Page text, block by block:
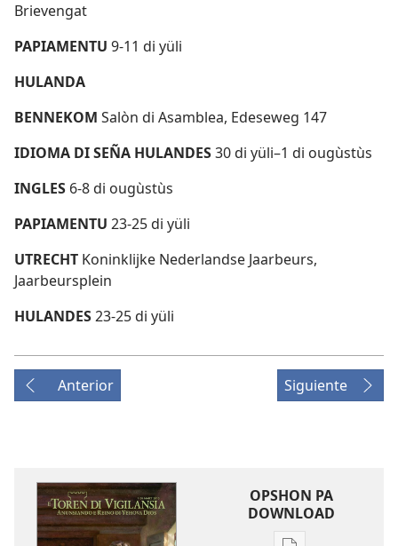
Brievengat
PAPIAMENTU 9-11 di yüli
HULANDA
BENNEKOM Salòn di Asamblea, Edeseweg 147
IDIOMA DI SEÑA HULANDES30 di yüli–1 di ougùstùs
INGLES 6-8 di ougùstùs
PAPIAMENTU 23-25 di yüli
UTRECHT Koninklijke Nederlandse Jaarbeurs,
Jaarbeursplein
HULANDES23-25 di yüli
Anterior Siguiente
OPSHON PA
DOWNLOAD